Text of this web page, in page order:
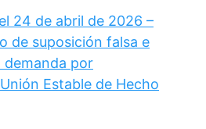
24 de abril de 2026 –
de suposición falsa e
demanda por
Estable de Hecho